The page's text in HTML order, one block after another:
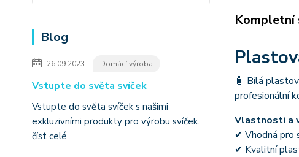
Blog
26.09.2023 Domácí výroba
Vstupte do světa svíček
Vstupte do světa svíček s našimi
exkluzivními produkty pro výrobu svíček.
číst celé
Kompletní
🧴 Bílá
profesionální
Vlastnosti a
✔ Vhodná pro
✔ Kvalitní